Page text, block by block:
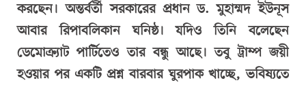
করছেন। অন্তর্বর্তী সরকারের প্রধান ড. মুহাম্মদ ইউনূস
আবার রিপাবলিকান ঘনিষ্ঠ। যদিও তিনি বলেছেন
ডেমোক্র্যাট পার্টিতেও তার বন্ধু আছে। তবু ট্রাম্প জয়ী
হওয়ার পর একটি প্রশ্ন বারবার ঘুরপাক খাচ্ছে, ভবিষ্যতে